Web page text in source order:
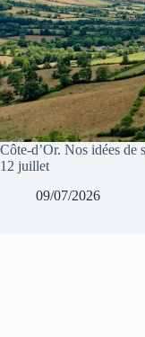
Côte-d’Or. Nos idées de
12 juillet
09/07/2026